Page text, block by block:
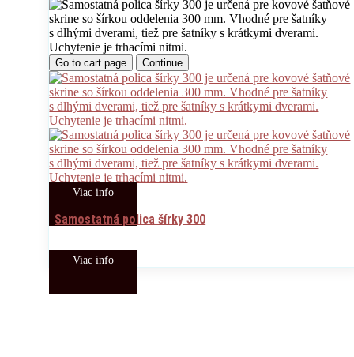
Go to cart page Continue
Viac info
Samostatná polica šírky 300
Viac info